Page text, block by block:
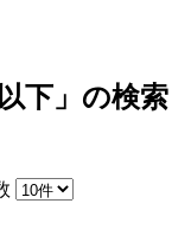
下」の検索